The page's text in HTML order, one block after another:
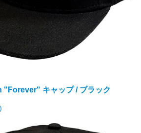
"Forever" キャップ / ブラック